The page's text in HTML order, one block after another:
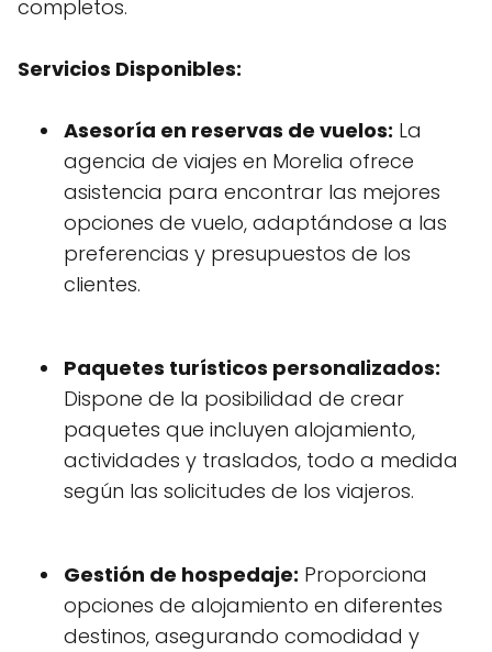
completos.
Servicios Disponibles:
Asesoría en reservas de vuelos: La
agencia de viajes en Morelia ofrece
asistencia para encontrar las mejores
opciones de vuelo, adaptándose a las
preferencias y presupuestos de los
clientes.
Paquetes turísticos personalizados:
Dispone de la posibilidad de crear
paquetes que incluyen alojamiento,
actividades y traslados, todo a medida
según las solicitudes de los viajeros.
Gestión de hospedaje: Proporciona
opciones de alojamiento en diferentes
destinos, asegurando comodidad y